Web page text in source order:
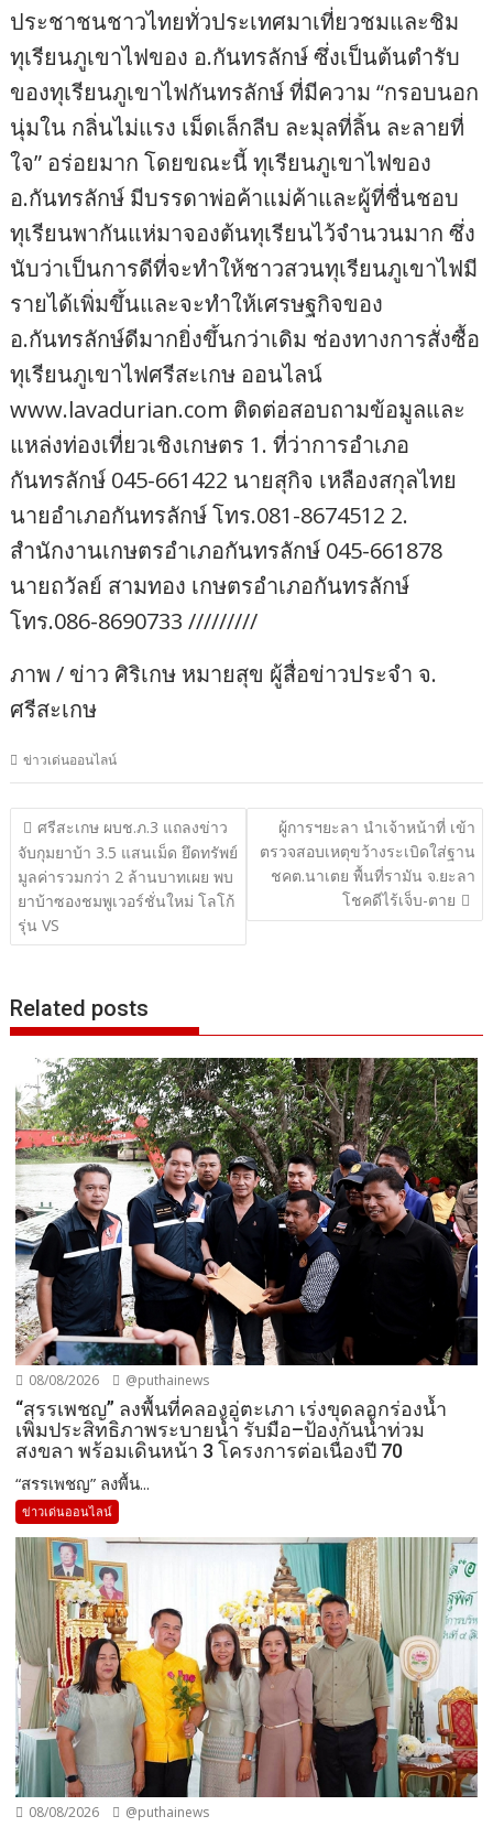
ประชาชนชาวไทยทั่วประเทศมาเที่ยวชมและชิม
ทุเรียนภูเขาไฟของ อ.กันทรลักษ์ ซึ่งเป็นต้นตำรับ
ของทุเรียนภูเขาไฟกันทรลักษ์ ที่มีความ “กรอบนอก
นุ่มใน กลิ่นไม่แรง เม็ดเล็กลีบ ละมุลที่ลิ้น ละลายที่
ใจ” อร่อยมาก โดยขณะนี้ ทุเรียนภูเขาไฟของ
อ.กันทรลักษ์ มีบรรดาพ่อค้าแม่ค้าและผู้ที่ชื่นชอบ
ทุเรียนพากันแห่มาจองต้นทุเรียนไว้จำนวนมาก ซึ่ง
นับว่าเป็นการดีที่จะทำให้ชาวสวนทุเรียนภูเขาไฟมี
รายได้เพิ่มขึ้นและจะทำให้เศรษฐกิจของ
อ.กันทรลักษ์ดีมากยิ่งขึ้นกว่าเดิม ช่องทางการสั่งซื้อ
ทุเรียนภูเขาไฟศรีสะเกษ ออนไลน์
www.lavadurian.com ติดต่อสอบถามข้อมูลและ
แหล่งท่องเที่ยวเชิงเกษตร 1. ที่ว่าการอำเภอ
กันทรลักษ์ 045-661422 นายสุกิจ เหลืองสกุลไทย
นายอำเภอกันทรลักษ์ โทร.081-8674512 2.
สำนักงานเกษตรอำเภอกันทรลักษ์ 045-661878
นายถวัลย์ สามทอง เกษตรอำเภอกันทรลักษ์
โทร.086-8690733 /////////
ภาพ / ข่าว ศิริเกษ หมายสุข ผู้สื่อข่าวประจำ จ.
ศรีสะเกษ
ข่าวเด่นออนไลน์
แนะแนว
เรื่อง
ศรีสะเกษ ผบช.ภ.3 แถลงข่าว
จับกุมยาบ้า 3.5 แสนเม็ด ยึดทรัพย์
มูลค่ารวมกว่า 2 ล้านบาทเผย พบ
ยาบ้าซองชมพูเวอร์ชั่นใหม่ โลโก้
รุ่น VS
ผู้การฯยะลา นำเจ้าหน้าที่ เข้า
ตรวจสอบเหตุขว้างระเบิดใส่ฐาน
ชคต.นาเตย พื้นที่รามัน จ.ยะลา
โชคดีไร้เจ็บ-ตาย
Related posts
08/08/2026 @puthainews
“สรรเพชญ” ลงพื้นที่คลองอู่ตะเภา เร่งขุดลอกร่องน้ำ
เพิ่มประสิทธิภาพระบายน้ำ รับมือ–ป้องกันน้ำท่วม
สงขลา พร้อมเดินหน้า 3 โครงการต่อเนื่องปี 70
“สรรเพชญ” ลงพื้น...
ข่าวเด่นออนไลน์
08/08/2026 @puthainews